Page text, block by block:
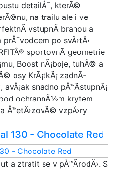
detailÅ¯, kterÃ©
na trailu ale i ve
vstupnÃ­ branou a
po svÄ›tÄ›
sportovnÃ­ geometrie
Boost nÃ¡boje, tuhÃ© a
osy KrÃ¡tkÃ¡ zadnÃ­
snadno pÅ™Ã­stupnÃ¡
ochrannÃ½m krytem
Å™etÄ›zovÃ© vzpÄ›ry
130 - Chocolate Red
a ztratit se v pÅ™Ã­rodÄ›. S